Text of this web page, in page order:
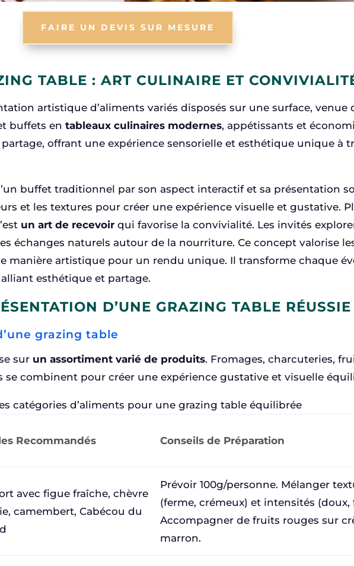
FAIRE UN DEVIS SUR MESURE
TABLE : ART CULINAIRE ET
artistique d’aliments variés disposés sur une surface, venue
buffets entableaux culinaires modernes, appétissants et
offrant une expérience sensorielle et esthétique unique à
buffet traditionnel par son aspect interactif et sa présentation
et les textures pour créer une expérience visuelle et gustative.
un art de recevoir qui favorise la convivialité. Les invités
échanges naturels autour de la nourriture. Ce concept valorise
manière artistique pour un rendu unique. Il transforme chaque
esthétique et partage.
D’UNE GRAZING TABLE RÉUSSIE
grazing table
sur un assortiment varié de produits. Fromages, charcuteries,
combinent pour créer une expérience gustative et visuelle
catégories d’aliments pour une grazing table équilibrée
Recommandés Conseils de Préparation
avec figue fraîche, chèvre
camembert, Cabécou du
Prévoir 100g/personne. Mélanger
(ferme, crémeux) et intensités (doux,
Accompagner de fruits rouges sur
marron.